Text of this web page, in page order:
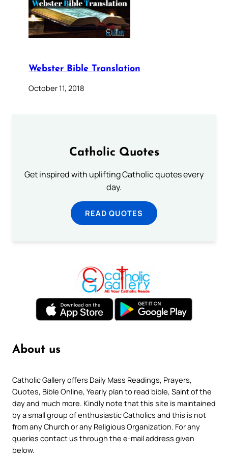
Webster Bible Translation
October 11, 2018
Catholic Quotes
Get inspired with uplifting Catholic quotes every
day.
READ QUOTES
About us
Catholic Gallery offers Daily Mass Readings, Prayers,
Quotes, Bible Online, Yearly plan to read bible, Saint of the
day and much more. Kindly note that this site is maintained
by a small group of enthusiastic Catholics and this is not
from any Church or any Religious Organization. For any
queries contact us through the e-mail address given
below.